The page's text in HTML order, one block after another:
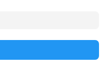
Под заказ